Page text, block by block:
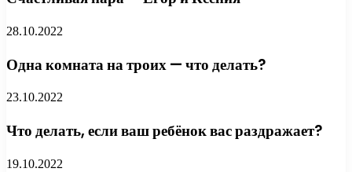
28.10.2022
Одна комната на троих — что делать?
23.10.2022
Что делать, если ваш ребёнок вас раздражает?
19.10.2022